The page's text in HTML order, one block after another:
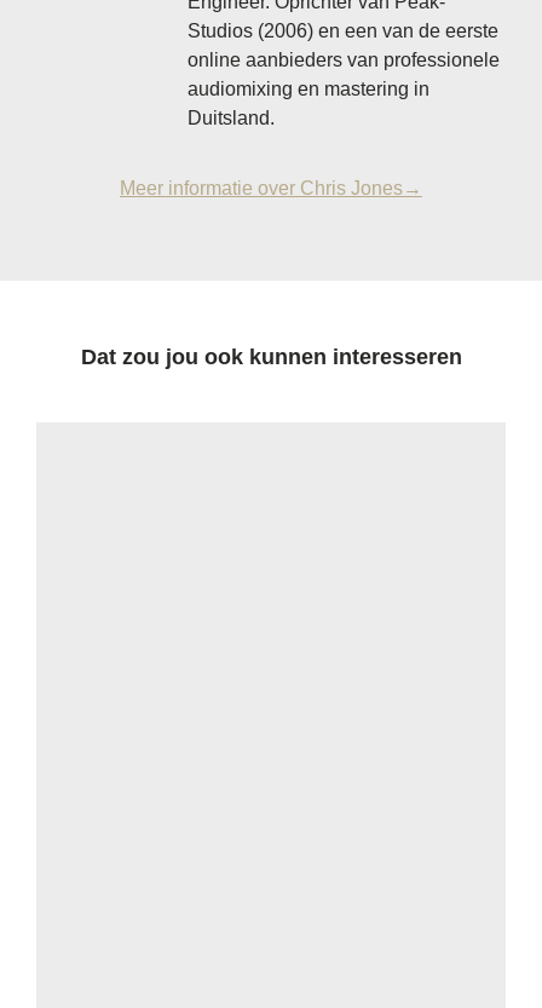
Studios (2006) en een van de eerste
online aanbieders van professionele
audiomixing en mastering in
Duitsland.
Meer informatie over Chris Jones→
Dat zou jou ook kunnen interesseren